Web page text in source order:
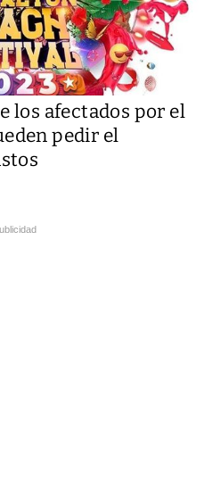
los afectados por el
pedir el